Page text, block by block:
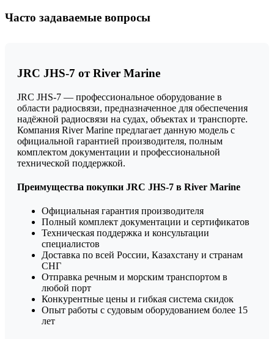
Часто задаваемые вопросы
JRC JHS-7 от River Marine
JRC JHS-7 — профессиональное оборудование в
области радиосвязи, предназначенное для обеспечения
надёжной радиосвязи на судах, объектах и транспорте.
Компания River Marine предлагает данную модель с
официальной гарантией производителя, полным
комплектом документации и профессиональной
технической поддержкой.
Преимущества покупки JRC JHS-7 в River Marine
Официальная гарантия производителя
Полный комплект документации и сертификатов
Техническая поддержка и консультации
специалистов
Доставка по всей России, Казахстану и странам
СНГ
Отправка речным и морским транспортом в
любой порт
Конкурентные цены и гибкая система скидок
Опыт работы с судовым оборудованием более 15
лет